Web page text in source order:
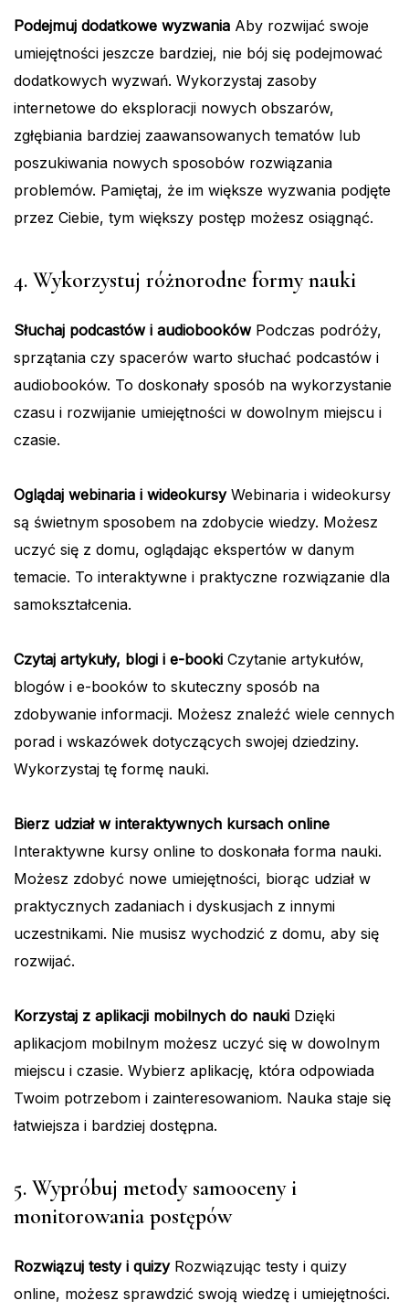
Podejmuj dodatkowe wyzwania Aby rozwijać swoje
umiejętności jeszcze bardziej, nie bój się podejmować
dodatkowych wyzwań. Wykorzystaj zasoby
internetowe do eksploracji nowych obszarów,
zgłębiania bardziej zaawansowanych tematów lub
poszukiwania nowych sposobów rozwiązania
problemów. Pamiętaj, że im większe wyzwania podjęte
przez Ciebie, tym większy postęp możesz osiągnąć.
4. Wykorzystuj różnorodne formy nauki
Słuchaj podcastów i audiobookówPodczas podróży,
sprzątania czy spacerów warto słuchać podcastów i
audiobooków. To doskonały sposób na wykorzystanie
czasu i rozwijanie umiejętności w dowolnym miejscu i
czasie.
Oglądaj webinaria i wideokursyWebinaria i wideokursy
są świetnym sposobem na zdobycie wiedzy. Możesz
uczyć się z domu, oglądając ekspertów w danym
temacie. To interaktywne i praktyczne rozwiązanie dla
samokształcenia.
Czytaj artykuły, blogi i e-booki Czytanie artykułów,
blogów i e-booków to skuteczny sposób na
zdobywanie informacji. Możesz znaleźć wiele cennych
porad i wskazówek dotyczących swojej dziedziny.
Wykorzystaj tę formę nauki.
Bierz udział w interaktywnych kursach online
Interaktywne kursy online to doskonała forma nauki.
Możesz zdobyć nowe umiejętności, biorąc udział w
praktycznych zadaniach i dyskusjach z innymi
uczestnikami. Nie musisz wychodzić z domu, aby się
rozwijać.
Korzystaj z aplikacji mobilnych do nauki Dzięki
aplikacjom mobilnym możesz uczyć się w dowolnym
miejscu i czasie. Wybierz aplikację, która odpowiada
Twoim potrzebom i zainteresowaniom. Nauka staje się
łatwiejsza i bardziej dostępna.
5. Wypróbuj metody samooceny i
monitorowania postępów
Rozwiązuj testy i quizyRozwiązując testy i quizy
online, możesz sprawdzić swoją wiedzę i umiejętności.